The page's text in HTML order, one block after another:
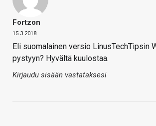
Fortzon
15.3.2018
Eli suomalainen versio LinusTechTipsin
pystyyn? Hyvältä kuulostaa.
Kirjaudu sisään vastataksesi